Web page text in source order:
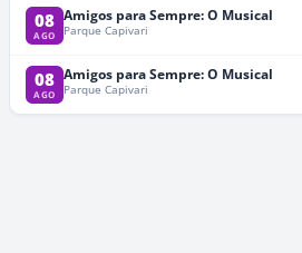
08
AGO
Amigos para Sempre: O Musical
Parque Capivari
08
AGO
Amigos para Sempre: O Musical
Parque Capivari